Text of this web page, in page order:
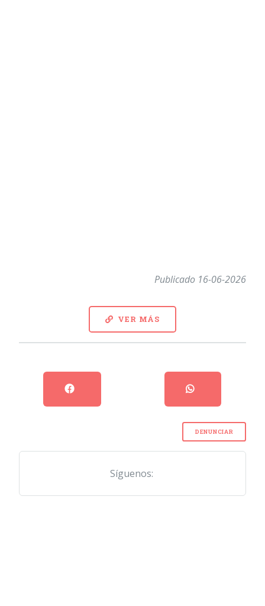
Publicado 16-06-2026
VER MÁS
DENUNCIAR
Síguenos: